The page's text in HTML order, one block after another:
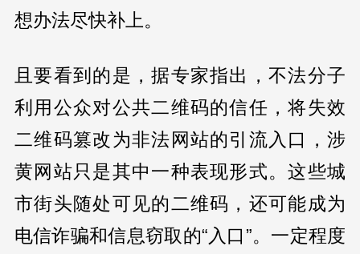
想办法尽快补上。
且要看到的是，据专家指出，不法分子
利用公众对公共二维码的信任，将失效
二维码篡改为非法网站的引流入口，涉
黄网站只是其中一种表现形式。这些城
市街头随处可见的二维码，还可能成为
电信诈骗和信息窃取的“入口”。一定程度